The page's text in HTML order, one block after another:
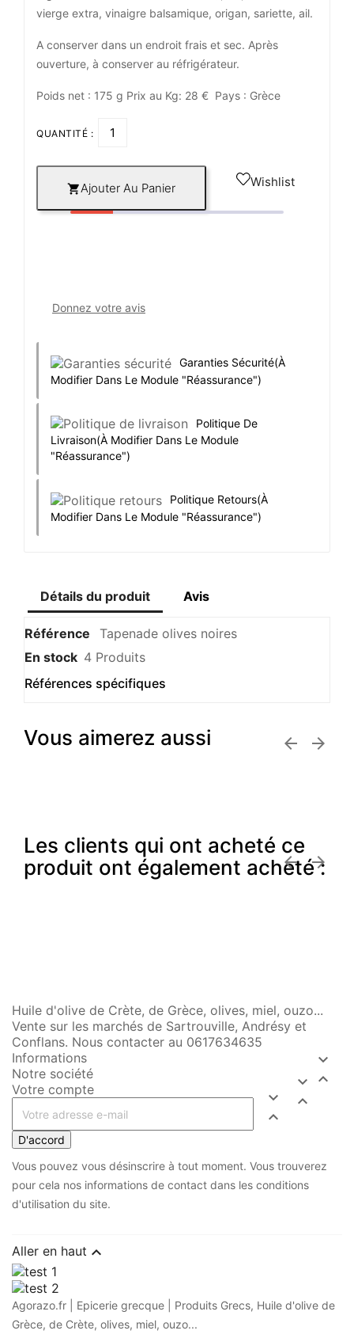
vierge extra, vinaigre balsamique, origan, sariette, ail.
A conserver dans un endroit frais et sec. Après
ouverture, à conserver au réfrigérateur.
Poids net : 175 g Prix au Kg: 28 € Pays : Grèce
QUANTITÉ :
Ajouter Au Panier Wishlist
Donnez votre avis
Garanties Sécurité(à
Modifier Dans Le Module "Réassurance")
Politique De
Livraison(à Modifier Dans Le Module
"Réassurance")
Politique Retours(à
Modifier Dans Le Module "Réassurance")
Détails du produit Avis
Référence
Tapenade olives noires
En stock 4 Produits
Références spécifiques
Vous aimerez aussi  
Les clients qui ont acheté ce
produit ont également acheté :
 
Huile d'olive de Crète, de Grèce, olives, miel, ouzo...
Vente sur les marchés de Sartrouville, Andrésy et
Conflans. Nous contacter au 0617634635
Informations


Notre société


Votre compte


D'accord
Vous pouvez vous désinscrire à tout moment. Vous trouverez
pour cela nos informations de contact dans les conditions
d'utilisation du site.
Aller en haut 
Agorazo.fr | Epicerie grecque | Produits Grecs, Huile d'olive de
Grèce, de Crète, olives, miel, ouzo...